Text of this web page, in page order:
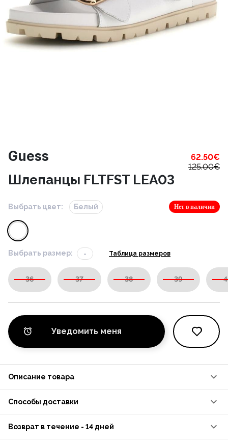
Guess 62.50€
125.00€
Шлепанцы FLTFST LEA03
Выбрать цвет: Белый Нет в наличии
Выбрать размер: - Таблица размеров
36 37 38 39
Уведомить меня
Описание товара
Способы доставки
Возврат в течение - 14 дней